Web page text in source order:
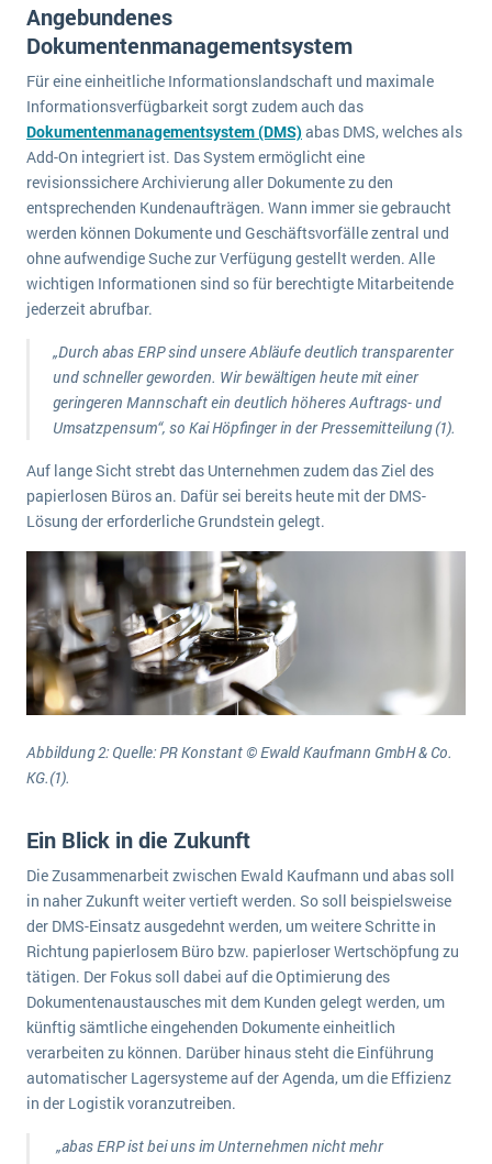
Angebundenes
Dokumentenmanagementsystem
Für eine einheitliche Informationslandschaft und maximale
Informationsverfügbarkeit sorgt zudem auch das
Dokumentenmanagementsystem (DMS) abas DMS, welches als
Add-On integriert ist. Das System ermöglicht eine
revisionssichere Archivierung aller Dokumente zu den
entsprechenden Kundenaufträgen. Wann immer sie gebraucht
werden können Dokumente und Geschäftsvorfälle zentral und
ohne aufwendige Suche zur Verfügung gestellt werden. Alle
wichtigen Informationen sind so für berechtigte Mitarbeitende
jederzeit abrufbar.
„Durch abas ERP sind unsere Abläufe deutlich transparenter
und schneller geworden. Wir bewältigen heute mit einer
geringeren Mannschaft ein deutlich höheres Auftrags- und
Umsatzpensum“, so Kai Höpfinger in der Pressemitteilung (1).
Auf lange Sicht strebt das Unternehmen zudem das Ziel des
papierlosen Büros an. Dafür sei bereits heute mit der DMS-
Lösung der erforderliche Grundstein gelegt.
Abbildung 2: Quelle: PR Konstant © Ewald Kaufmann GmbH & Co.
KG.(1).
Ein Blick in die Zukunft
Die Zusammenarbeit zwischen Ewald Kaufmann und abas soll
in naher Zukunft weiter vertieft werden. So soll beispielsweise
der DMS-Einsatz ausgedehnt werden, um weitere Schritte in
Richtung papierlosem Büro bzw. papierloser Wertschöpfung zu
tätigen. Der Fokus soll dabei auf die Optimierung des
Dokumentenaustausches mit dem Kunden gelegt werden, um
künftig sämtliche eingehenden Dokumente einheitlich
verarbeiten zu können. Darüber hinaus steht die Einführung
automatischer Lagersysteme auf der Agenda, um die Effizienz
in der Logistik voranzutreiben.
„abas ERP ist bei uns im Unternehmen nicht mehr